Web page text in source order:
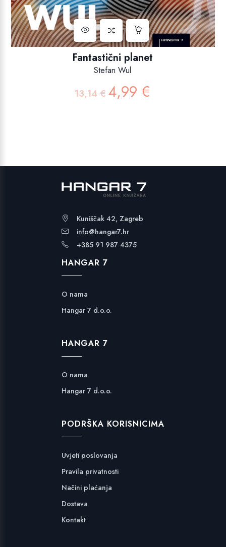
Fantastični planet
Stefan Wul
13,14€ Izvorna
cijena
4,99 €
Kuniščak 42, Zagreb
info@hangar7.hr
+385 91 987 4375
HANGAR 7
O nama
Hangar 7 d.o.o.
HANGAR 7
O nama
Hangar 7 d.o.o.
PODRŠKA KORISNICIMA
Uvjeti poslovanja
Pravila privatnosti
Načini plaćanja
Dostava
Kontakt